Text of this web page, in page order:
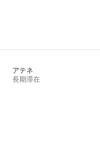
アテネ
長期滞在